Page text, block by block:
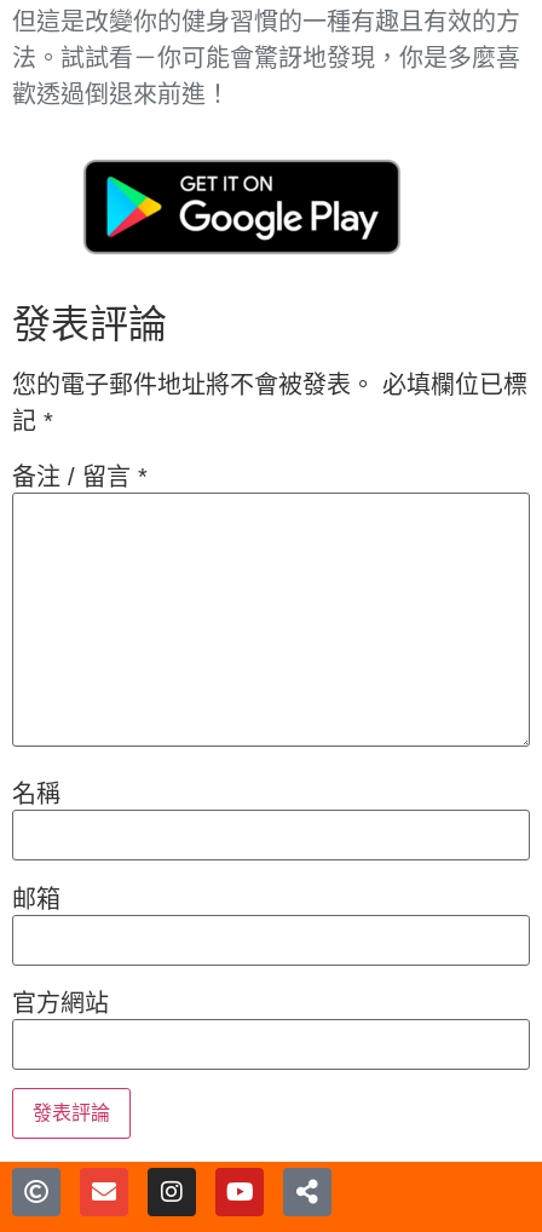
但這是改變你的健身習慣的一種有趣且有效的方
法。試試看－你可能會驚訝地發現，你是多麼喜
歡透過倒退來前進！
發表評論
您的電子郵件地址將不會被發表。 必填欄位已標
記 *
备注 / 留言 *
名稱
邮箱
官方網站